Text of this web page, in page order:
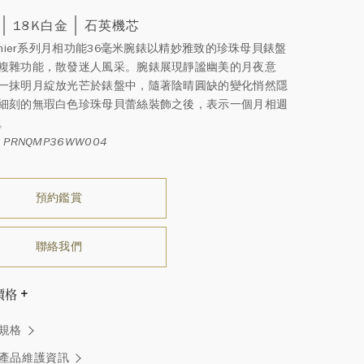
18K白金 石英機芯
系列月相功能36毫米腕錶以精妙雅致的珍珠母貝錶盤
雜功能，散發迷人風采。腕錶展現靜謐幽美的月夜意
抹明月綻放光芒於錶盤中，隨著陰晴圓缺的變化悄然隱
刻的無瑕白色珍珠母貝蕾絲裝飾之後，表示一個月相週
預約鑑賞
聯絡我們
格
件高級珠寶作品也是如此：每個寶石皆與眾不同而採用獨
式，重量和寶石的等級亦不盡相同。如有疑問，敬請諮詢
格
品維護資訊